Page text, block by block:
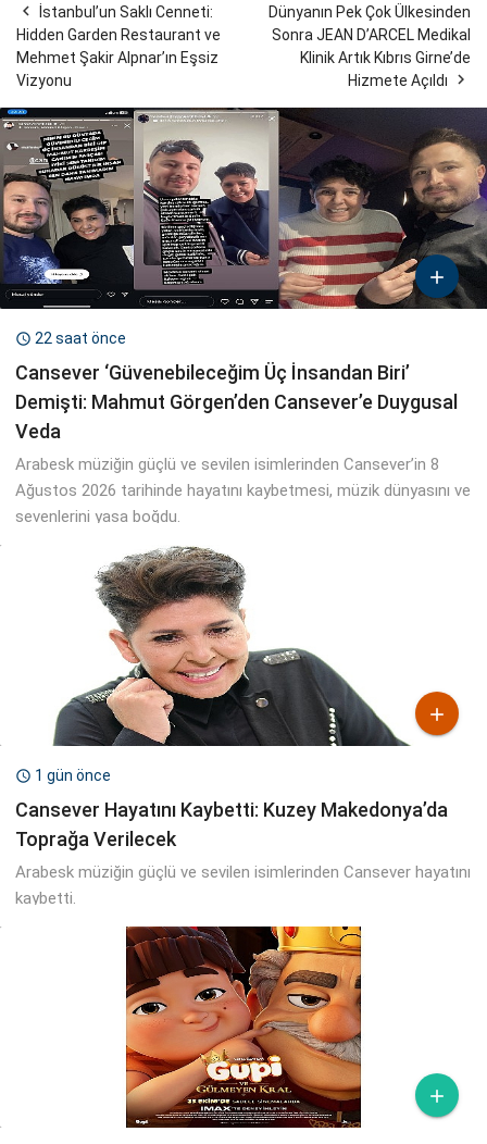

İstanbul’un Saklı Cenneti:
Hidden Garden Restaurant ve
Mehmet Şakir Alpnar’ın Eşsiz
Vizyonu
Dünyanın Pek Çok Ülkesinden
Sonra JEAN D’ARCEL Medikal
Klinik Artık Kıbrıs Girne’de
Hizmete Açıldı


 22 saat önce
Cansever ‘Güvenebileceğim Üç İnsandan Biri’
Demişti: Mahmut Görgen’den Cansever’e Duygusal
Veda
Arabesk müziğin güçlü ve sevilen isimlerinden Cansever’in 8
Ağustos 2026 tarihinde hayatını kaybetmesi, müzik dünyasını ve
sevenlerini yasa boğdu.

 1 gün önce
Cansever Hayatını Kaybetti: Kuzey Makedonya’da
Toprağa Verilecek
Arabesk müziğin güçlü ve sevilen isimlerinden Cansever hayatını
kaybetti.
